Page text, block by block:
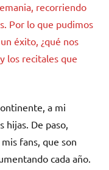
recorriendo
Por lo que pudimos
éxito, ¿qué nos
los recitales que
a mi
De paso,
fans, que son
cada año.